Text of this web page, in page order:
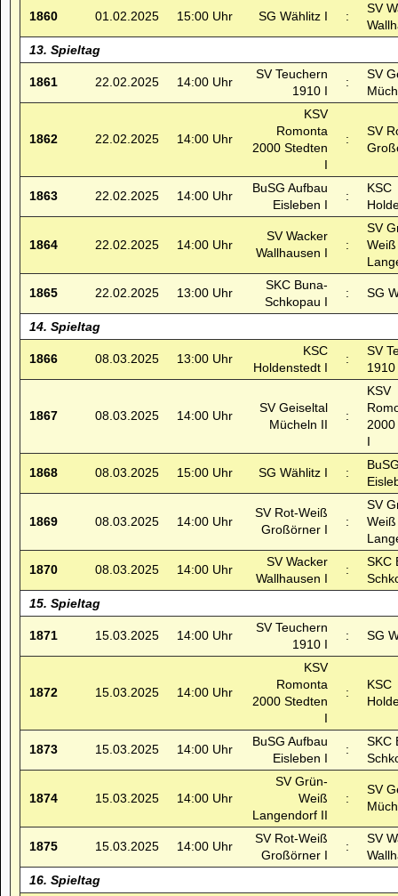
1860 01.02.2025 15:00 Uhr SG Wählitz I :
SV
13. Spieltag
1861 22.02.2025 14:00 Uhr
SV Teuchern
1910 I
:
SV
1862 22.02.2025 14:00 Uhr
KSV
Romonta
2000 Stedten
I
:
SV
1863 22.02.2025 14:00 Uhr
BuSG Aufbau
Eisleben I
:
KSC
1864 22.02.2025 14:00 Uhr
SV Wacker
Wallhausen I
:
SV
Weiß
1865 22.02.2025 13:00 Uhr
SKC Buna-
Schkopau I
: SG
14. Spieltag
1866 08.03.2025 13:00 Uhr
KSC
Holdenstedt I
:
SV
1910
1867 08.03.2025 14:00 Uhr
SV Geiseltal
Mücheln II
:
KSV
I
1868 08.03.2025 15:00 Uhr SG Wählitz I :
1869 08.03.2025 14:00 Uhr
SV Rot-Weiß
Großörner I
:
SV
Weiß
1870 08.03.2025 14:00 Uhr
SV Wacker
Wallhausen I
:
SKC
15. Spieltag
1871 15.03.2025 14:00 Uhr
SV Teuchern
1910 I
: SG
1872 15.03.2025 14:00 Uhr
KSV
Romonta
2000 Stedten
I
:
KSC
1873 15.03.2025 14:00 Uhr
BuSG Aufbau
Eisleben I
:
SKC
1874 15.03.2025 14:00 Uhr
SV Grün-
Weiß
Langendorf II
:
SV
1875 15.03.2025 14:00 Uhr
SV Rot-Weiß
Großörner I
:
SV
16. Spieltag